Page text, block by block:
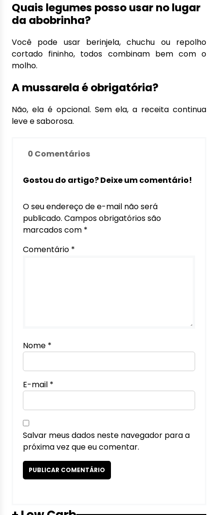
Quais legumes posso usar no lugar
da abobrinha?
Você pode usar berinjela, chuchu ou repolho
cortado fininho, todos combinam bem com o
molho.
A mussarela é obrigatória?
Não, ela é opcional. Sem ela, a receita continua
leve e saborosa.
0 Comentários
Gostou do artigo? Deixe um comentário!
O seu endereço de e-mail não será
publicado. Campos obrigatórios são
marcados com *
Comentário *
Nome *
E-mail *
Salvar meus dados neste navegador para a
próxima vez que eu comentar.